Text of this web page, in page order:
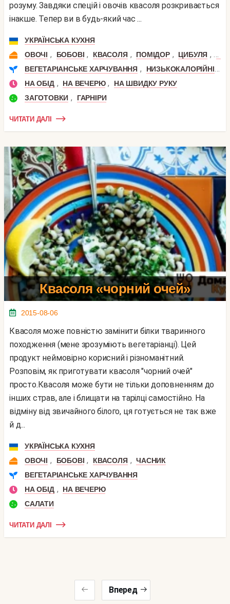
розуму. Завдяки спецій і овочів квасоля розкривається
інакше. Тепер ви в будь-який час ...
УКРАЇНСЬКА КУХНЯ
ОВОЧІ , БОБОВІ , КВАСОЛЯ , ПОМІДОР , ЦИБУЛЯ ,
ВЕГЕТАРІАНСЬКЕ ХАРЧУВАННЯ , НИЗЬКОКАЛОРІЙНІ ,
НА ОБІД , НА ВЕЧЕРЮ ,
НА ШВИДКУ РУКУ
ЗАГОТОВКИ , ГАРНІРИ
ЧИТАТИ ДАЛІ
Квасоля «чорний очей»
2015-08-06
Квасоля може повністю замінити білки тваринного
походження (мене зрозуміють вегетаріанці). Цей
продукт неймовірно корисний і різноманітний.
Розповім, як приготувати квасоля "чорний очей"
просто.Квасоля може бути не тільки доповненням до
інших страв, але і блищати на тарілці самостійно. На
відміну від звичайного білого, ця готується не так вже
й д...
УКРАЇНСЬКА КУХНЯ
ОВОЧІ , БОБОВІ , КВАСОЛЯ , ЧАСНИК
ВЕГЕТАРІАНСЬКЕ ХАРЧУВАННЯ
НА ОБІД ,
НА ВЕЧЕРЮ
САЛАТИ
ЧИТАТИ ДАЛІ
Вперед